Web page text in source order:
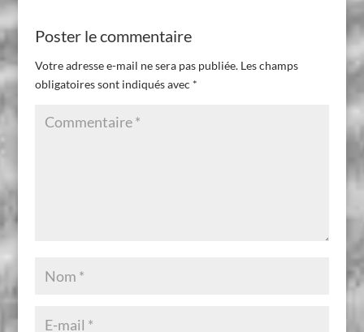
Poster le commentaire
Votre adresse e-mail ne sera pas publiée. Les champs
obligatoires sont indiqués avec *